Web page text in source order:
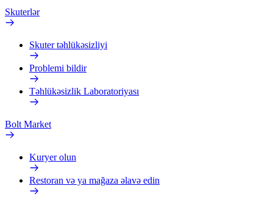
Skuterlər
Skuter təhlükəsizliyi
Problemi bildir
Təhlükəsizlik Laboratoriyası
Bolt Market
Kuryer olun
Restoran və ya mağaza əlavə edin